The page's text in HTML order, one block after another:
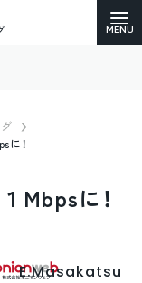
に！
Mbpsに！
E.Masakatsu